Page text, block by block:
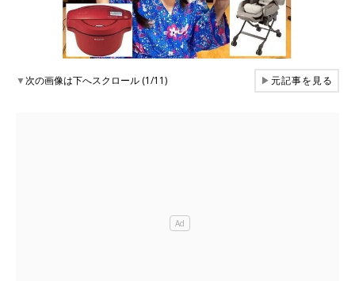
▼次の画像は下へスクロール (1/11) ▶元記事を見る